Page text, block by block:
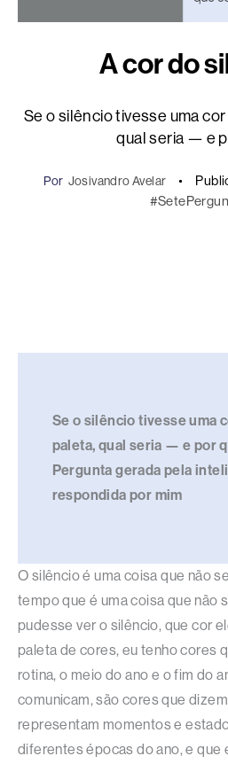
A cor do
Se o silêncio tivesse uma
qual seria — e
Por Josivandro Avelar
Se o silêncio tivesse uma
paleta, qual seria — e por
Pergunta gerada pela
respondida por mim
O silêncio é uma coisa que não
tempo que é uma coisa que não
pudesse ver o silêncio, que cor
paleta de cores, eu tenho cores
rotina, o meio do ano e o fim do
comunicam, são cores que
representam momentos e
diferentes épocas do ano, e que